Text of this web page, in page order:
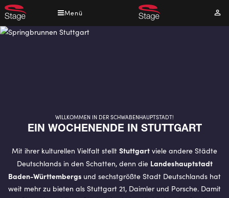
Direkt
zum
Inhalt
Menü
WILLKOMMEN IN DER SCHWABENHAUPTSTADT!
EIN WO­CHEN­EN­DE IN STUTT­GART
Mit ihrer kulturellen Vielfalt stellt Stuttgart viele andere Städte
Deutschlands in den Schatten, denn die Landeshauptstadt
Baden-Württembergs und sechstgrößte Stadt Deutschlands hat
weit mehr zu bieten als Stuttgart 21, Daimler und Porsche. Damit